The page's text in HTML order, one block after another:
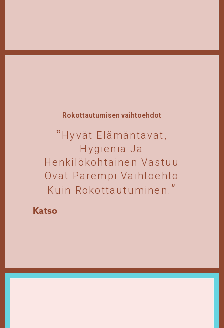
Rokottautumisen vaihtoehdot
Hyvät Elämäntavat,
Hygienia Ja
Henkilökohtainen Vastuu
Ovat Parempi Vaihtoehto
Kuin Rokottautuminen.
Katso